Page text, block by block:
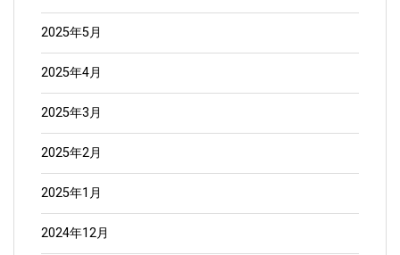
2025年5月
2025年4月
2025年3月
2025年2月
2025年1月
2024年12月